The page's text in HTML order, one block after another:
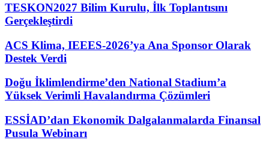
TESKON2027 Bilim Kurulu, İlk Toplantısını
Gerçekleştirdi
ACS Klima, IEEES-2026’ya Ana Sponsor Olarak
Destek Verdi
Doğu İklimlendirme’den National Stadium’a
Yüksek Verimli Havalandırma Çözümleri
ESSİAD’dan Ekonomik Dalgalanmalarda Finansal
Pusula Webinarı